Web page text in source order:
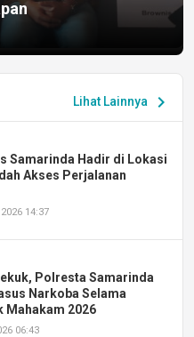
Lihat Lainnya chevron_right
Samarinda Hadir di Lokasi
Akses Perjalanan
14:37
Polresta Samarinda
Narkoba Selama
Mahakam 2026
06:43